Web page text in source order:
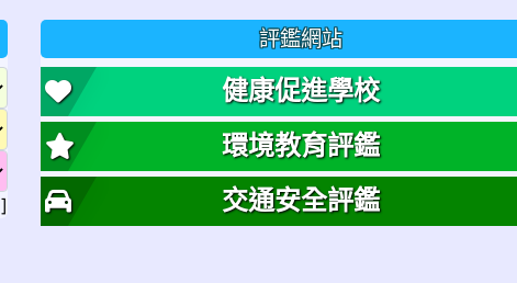
]
評鑑網站
健康促進學校
環境教育評鑑
交通安全評鑑